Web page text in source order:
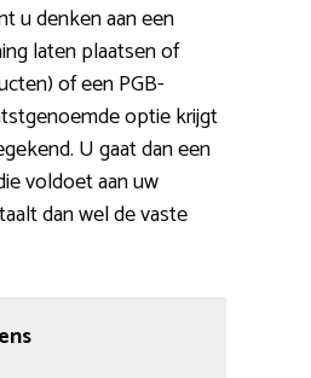
u denken aan een
laten plaatsen of
of een PGB-
optie krijgt
U gaat dan een
voldoet aan uw
dan wel de vaste